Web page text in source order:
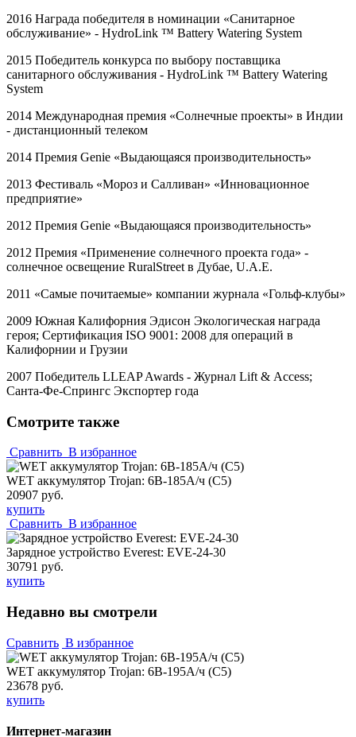
2016 Награда победителя в номинации «Санитарное
обслуживание» - HydroLink ™ Battery Watering System
2015 Победитель конкурса по выбору поставщика
санитарного обслуживания - HydroLink ™ Battery Watering
System
2014 Международная премия «Солнечные проекты» в Индии
- дистанционный телеком
2014 Премия Genie «Выдающаяся производительность»
2013 Фестиваль «Мороз и Салливан» «Инновационное
предприятие»
2012 Премия Genie «Выдающаяся производительность»
2012 Премия «Применение солнечного проекта года» -
солнечное освещение RuralStreet в Дубае, U.A.E.
2011 «Самые почитаемые» компании журнала «Гольф-клубы»
2009 Южная Калифорния Эдисон Экологическая награда
героя; Сертификация ISO 9001: 2008 для операций в
Калифорнии и Грузии
2007 Победитель LLEAP Awards - Журнал Lift & Access;
Санта-Фе-Спрингс Экспортер года
Смотрите также
Сравнить В избранное
WET аккумулятор Trojan: 6В-185А/ч (С5)
20907 руб.
купить
Сравнить В избранное
Зарядное устройство Everest: EVE-24-30
30791 руб.
купить
Недавно вы смотрели
Сравнить В избранное
WET аккумулятор Trojan: 6В-195А/ч (С5)
23678 руб.
купить
Интернет-магазин